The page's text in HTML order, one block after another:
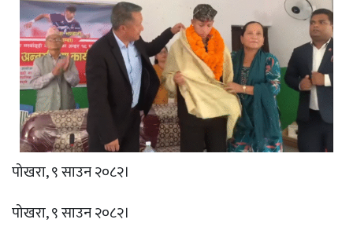
पोखरा, ९ साउन २०८२।
पोखरा, ९ साउन २०८२।